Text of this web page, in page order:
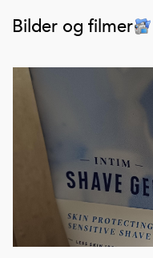
Bilder og filmer